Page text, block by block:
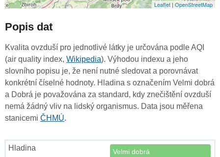
Leaflet | OpenStreetMap
Popis dat
Kvalita ovzduší pro jednotlivé látky je určována podle AQI
(air quality index, Wikipedia). Výhodou indexu a jeho
slovního popisu je, že není nutné sledovat a porovnávat
konkrétní číselné hodnoty. Hladina s označením Velmi dobrá
a Dobrá je považována za standard, kdy znečištění ovzduší
nemá žádný vliv na lidský organismus. Data jsou měřena
stanicemi ČHMÚ.
Velmi dobrá